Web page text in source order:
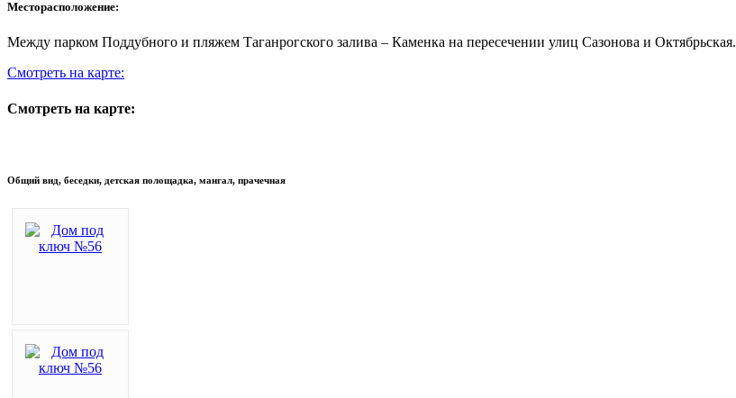
Месторасположение:
Между парком Поддубного и пляжем Таганрогского залива – Каменка на пересечении улиц Сазонова и Октябрьская.
Смотреть на карте:
Смотреть на карте:
Общий вид, беседки, детская полощадка, мангал, прачечная